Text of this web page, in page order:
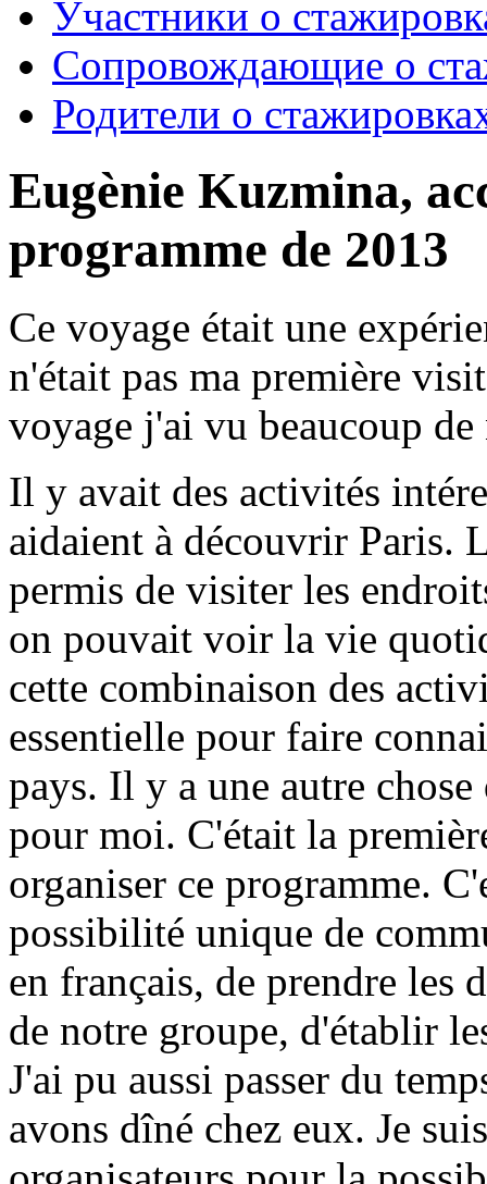
Участники о
Сопровождающие о
Родители о
Eugènie Kuzmina,
programme de 2013
Ce voyage était une
n'était pas ma première
voyage j'ai vu beaucoup
Il y avait des activités
aidaient à découvrir Paris.
permis de visiter les
on pouvait voir la vie
cette combinaison des
essentielle pour faire
pays. Il y a une autre
pour moi. C'était la
organiser ce programme.
possibilité unique de
en français, de prendre les
de notre groupe, d'établir
J'ai pu aussi passer du
avons dîné chez eux. Je